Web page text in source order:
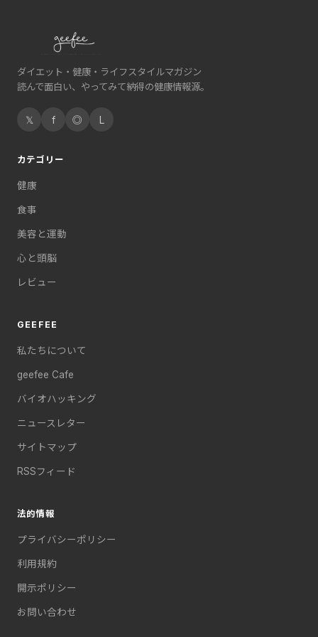
ダイエット・健康・ライフスタイルマガジン
読んで面白い、やってみて納得の健康情報源。
𝕏 f ◎ L
カテゴリー
健康
食事
美容と運動
心と頭脳
レビュー
GEEFEE
私たちについて
geefee Cafe
バイオハッキング
ニュースレター
サイトマップ
RSSフィード
法的情報
プライバシーポリシー
利用規約
開示ポリシー
お問い合わせ